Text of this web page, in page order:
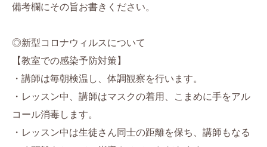
備考欄にその旨お書きください。
◎新型コロナウィルスについて
【教室での感染予防対策】
・講師は毎朝検温し、体調観察を行います。
・レッスン中、講師はマスクの着用、こまめに手をアル
コール消毒します。
・レッスン中は生徒さん同士の距離を保ち、講師もなる